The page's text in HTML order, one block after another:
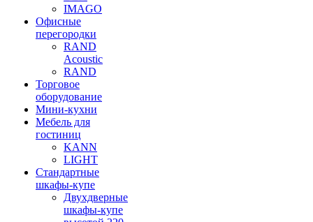
IMAGO
Офисные
перегородки
RAND
Acoustic
RAND
Торговое
оборудование
Мини-кухни
Мебель для
гостиниц
KANN
LIGHT
Стандартные
шкафы-купе
Двухдверные
шкафы-купе